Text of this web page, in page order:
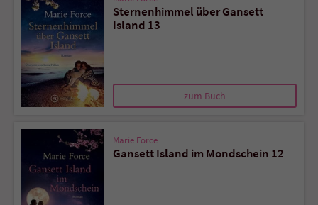
Sternenhimmel über Gansett
Island 13
zum Buch
Marie Force
Gansett Island im Mondschein 12